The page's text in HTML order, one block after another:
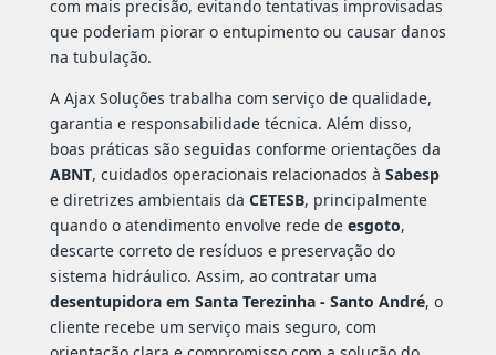
com mais precisão, evitando tentativas improvisadas
que poderiam piorar o entupimento ou causar danos
na tubulação.
A Ajax Soluções trabalha com serviço de qualidade,
garantia e responsabilidade técnica. Além disso,
boas práticas são seguidas conforme orientações da
ABNT, cuidados operacionais relacionados à Sabesp
e diretrizes ambientais da CETESB, principalmente
quando o atendimento envolve rede de esgoto,
descarte correto de resíduos e preservação do
sistema hidráulico. Assim, ao contratar uma
desentupidora em Santa Terezinha - Santo André, o
cliente recebe um serviço mais seguro, com